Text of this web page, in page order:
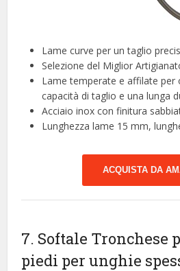
Lame curve per un taglio
Selezione del Miglior
Lame temperate e affilate per
capacità di taglio e una lunga
Acciaio inox con finitura
Lunghezza lame 15 mm,
ACQUISTA DA
7. Softale Tronchese
piedi per unghie